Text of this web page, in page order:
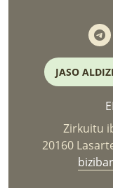
JASO
Zirkuitu
20160